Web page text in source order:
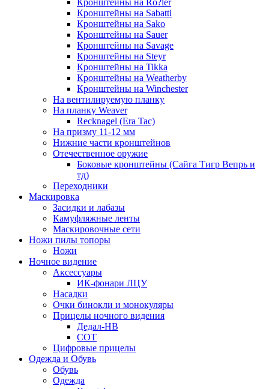
Кронштейны на Ro?ler
Кронштейны на Sabatti
Кронштейны на Sako
Кронштейны на Sauer
Кронштейны на Savage
Кронштейны на Steyr
Кронштейны на Tikka
Кронштейны на Weatherby
Кронштейны на Winchester
На вентилируемую планку
На планку Weaver
Recknagel (Era Tac)
На призму 11-12 мм
Нижние части кронштейнов
Отечественное оружие
Боковые кронштейны (Сайга Тигр Вепрь и
тд)
Переходники
Маскировка
Засидки и лабазы
Камуфляжные ленты
Маскировочные сети
Ножи пилы топоры
Ножи
Ночное видение
Аксессуары
ИК-фонари ЛЦУ
Насадки
Очки бинокли и монокуляры
Прицелы ночного видения
Дедал-НВ
СОТ
Цифровые прицелы
Одежда и Обувь
Обувь
Одежда